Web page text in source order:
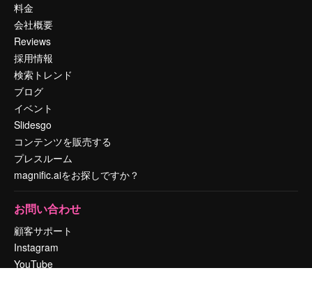
料金
会社概要
Reviews
採用情報
検索トレンド
ブログ
イベント
Slidesgo
コンテンツを販売する
プレスルーム
magnific.aiをお探しですか？
お問い合わせ
顧客サポート
Instagram
YouTube